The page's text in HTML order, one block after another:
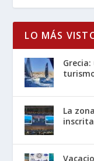
LO MÁS
La